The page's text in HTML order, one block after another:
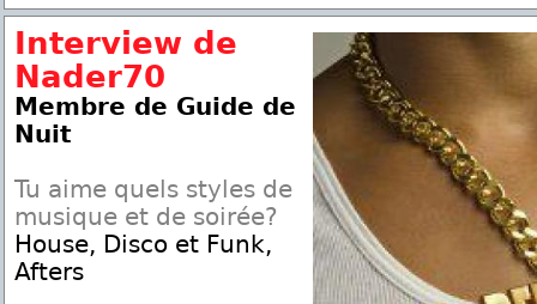
Interview de
Nader70
Membre de Guide de
Nuit
Tu aime quels styles de
musique et de soirée?
House, Disco et Funk,
Afters